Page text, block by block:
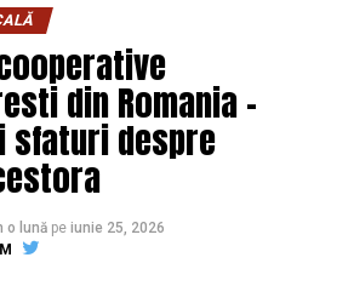
Review Corporation şi este
medicale cu cele mai multe
pentru Centre de Excelență, nu
și din Europa –o realizare
medicina din țara noastră
pe primul loc siguranța pacienților
să aducem în România
cum vedem în spitalele
care au dezvoltat o cultură a
din Romania –
despre
o lună pe iunie 25, 2026